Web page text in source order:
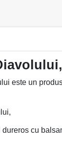
este un
cu